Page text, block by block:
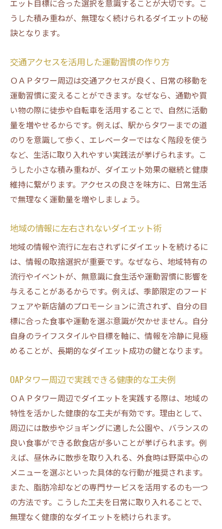
エット目標に合った選択を意識することが大切です。こ
うした積み重ねが、無理なく続けられるダイエットの秘
訣となります。
交通アクセスを活用した運動習慣の作り方
ＯＡＰタワー周辺は交通アクセスが良く、日常の移動を
運動習慣に変えることができます。なぜなら、通勤や買
い物の際に徒歩や自転車を活用することで、自然に活動
量を増やせるからです。例えば、駅からタワーまでの道
のりを意識して歩く、エレベーターではなく階段を使う
など、生活に取り入れやすい実践法が挙げられます。こ
うした小さな積み重ねが、ダイエット効果の継続と健康
維持に繋がります。アクセスの良さを味方に、日常生活
で無理なく運動量を増やしましょう。
地域の情報に左右されないダイエット術
地域の情報や流行に左右されずにダイエットを続けるに
は、情報の取捨選択が重要です。なぜなら、地域特有の
流行やイベントが、無意識に食生活や運動習慣に影響を
与えることがあるからです。例えば、季節限定のフード
フェアや新店舗のプロモーションに流されず、自分の目
標に合った食事や運動を選ぶ意識が欠かせません。自分
自身のライフスタイルや目標を軸に、情報を冷静に見極
めることが、長期的なダイエット成功の鍵となります。
OAPタワー周辺で実践できる健康的な工夫例
ＯＡＰタワー周辺でダイエットを実践する際は、地域の
特性を活かした健康的な工夫が有効です。理由として、
周辺には散歩やジョギングに適した公園や、バランスの
良い食事ができる飲食店が多いことが挙げられます。例
えば、昼休みに散歩を取り入れる、外食時は野菜中心の
メニューを選ぶといった具体的な行動が推奨されます。
また、脂肪冷却などの専門サービスを活用するのも一つ
の方法です。こうした工夫を日常に取り入れることで、
無理なく健康的なダイエットを続けられます。